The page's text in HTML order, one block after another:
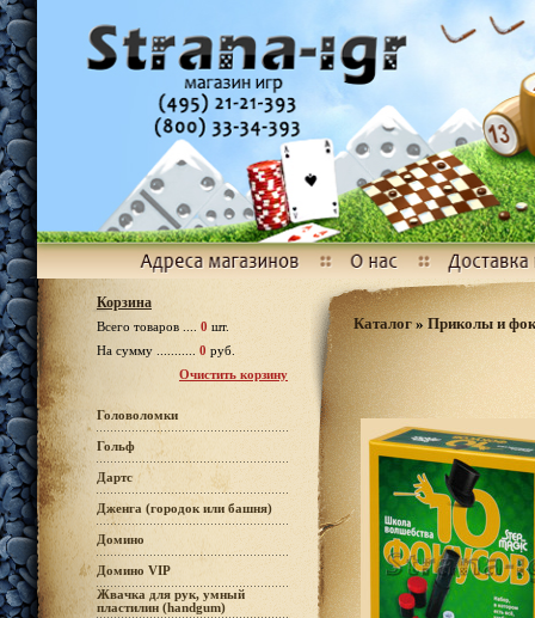
Корзина
Всего товаров .... 0 шт.
На сумму ........... 0 руб.
Очистить корзину
Головоломки
Гольф
Дартс
Дженга (городок или башня)
Домино
Домино VIP
Жвачка для рук, умный
пластилин (handgum)
Каталог»Приколы и